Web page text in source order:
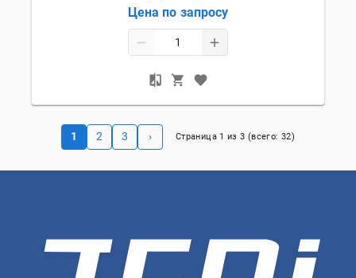
Цена по запросу
1 2 3 › Страница 1 из3 (всего: 32)